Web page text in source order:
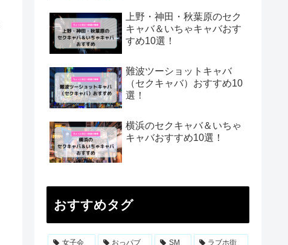
上野・神田・秋葉原のセク
キャバ＆いちゃキャバおす
すめ10選！
難波ツーショットキャバ
（セクキャバ）おすすめ10
選！
横浜のセクキャバ＆いちゃ
キャバおすすめ10選！
おすすめタグ
女子会 おっパブ SM ラブホ街